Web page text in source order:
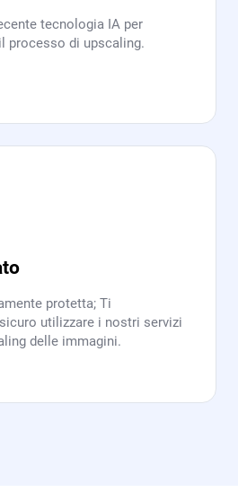
tecnologia IA per
processo di upscaling.
protetta; Ti
utilizzare i nostri servizi
delle immagini.